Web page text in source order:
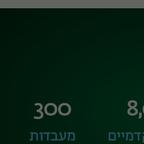
300
מעבדות